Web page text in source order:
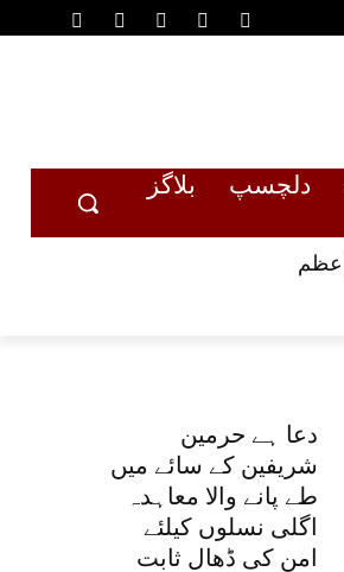
دلچسپ
بلاگز
دعا ہے حرمین
شریفین کے سائے میں
طے پانے والا معاہدہ
اگلی نسلوں کیلئے
امن کی ڈھال ثابت